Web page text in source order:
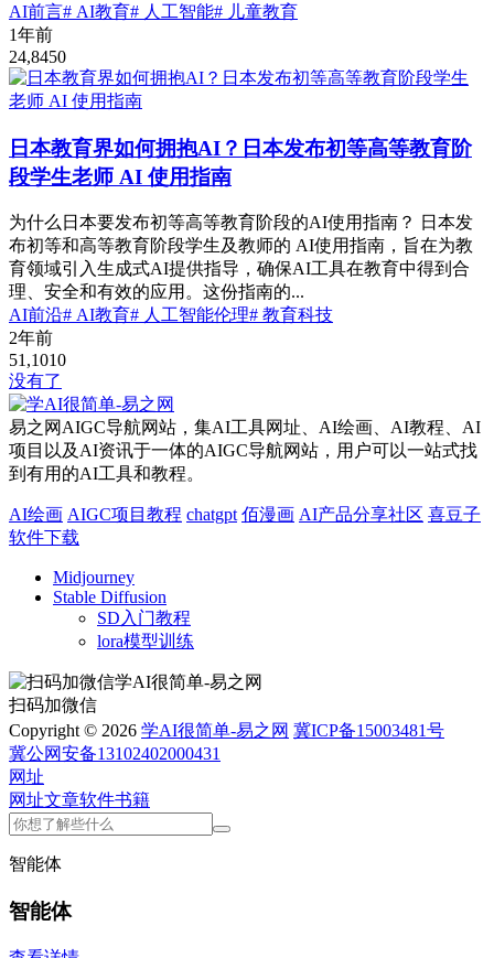
AI前言# AI教育# 人工智能# 儿童教育
1年前
24,8450
日本教育界如何拥抱AI？日本发布初等高等教育阶
段学生老师 AI 使用指南
为什么日本要发布初等高等教育阶段的AI使用指南？ 日本发
布初等和高等教育阶段学生及教师的 AI使用指南，旨在为教
育领域引入生成式AI提供指导，确保AI工具在教育中得到合
理、安全和有效的应用。这份指南的...
AI前沿# AI教育# 人工智能伦理# 教育科技
2年前
51,1010
没有了
易之网AIGC导航网站，集AI工具网址、AI绘画、AI教程、AI
项目以及AI资讯于一体的AIGC导航网站，用户可以一站式找
到有用的AI工具和教程。
AI绘画 AIGC项目教程 chatgpt 佰漫画 AI产品分享社区 喜豆子
软件下载
Midjourney
Stable Diffusion
SD入门教程
lora模型训练
扫码加微信
Copyright © 2026 学AI很简单-易之网 冀ICP备15003481号
冀公网安备13102402000431
网址
网址文章软件书籍
智能体
智能体